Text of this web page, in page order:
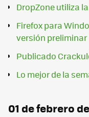
DropZone utiliza
Firefox para
versión preliminar
Publicado
Lo mejor de la
01 de febrero